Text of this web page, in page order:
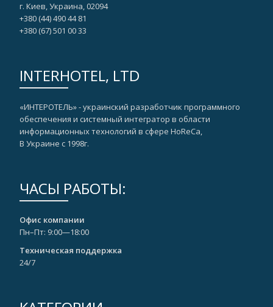
г. Киев, Украина, 02094
+380 (44) 490 44 81
+380 (67)‎ 501 00 33
INTERHOTEL, LTD
«ИНТЕРОТЕЛЬ» - украинский разработчик программного
обеспечения и системный интегратор в области
информационных технологий в сфере HoReCa,
В Украине с 1998г.
ЧАСЫ РАБОТЫ:
Офис компании
Пн–Пт: 9:00—18:00
Техническая поддержка
24/7